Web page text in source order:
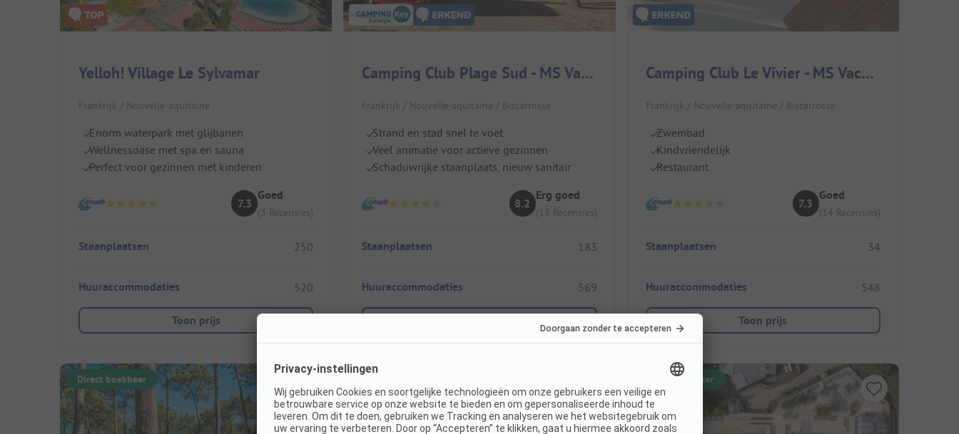
Yelloh! Village Le Sylvamar
Frankrijk / Nouvelle-aquitaine
Enorm waterpark met glijbanen
Wellnessoase met spa en sauna
Perfect voor gezinnen met kinderen
7.3
Goed
(3 Recensies)
Staanplaatsen 250
Huuraccommodaties 520
Toon prijs
Camping Club Plage Sud - MS Vacances
Frankrijk / Nouvelle-aquitaine / Biscarrosse
Strand en stad snel te voet
Veel animatie voor actieve gezinnen
Schaduwrijke staanplaats, nieuw sanitair
8.2
Erg goed
(13 Recensies)
Staanplaatsen 183
Huuraccommodaties 569
Camping Club Le Vivier - MS Vacances
Frankrijk / Nouvelle-aquitaine / Biscarrosse
Zwembad
Kindvriendelijk
Restaurant
7.3
Goed
(14 Recensies)
Staanplaatsen 34
Huuraccommodaties 548
Toon prijs
Direct boekbaar Direct boekbaar Direct boekbaar